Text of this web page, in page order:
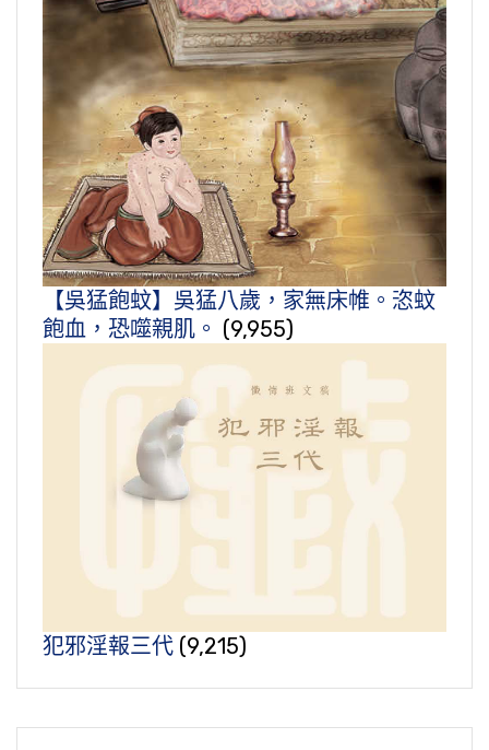
【吳猛飽蚊】吳猛八歲，家無床帷。恣蚊
飽血，恐噬親肌。 (9,955)
犯邪淫報三代 (9,215)